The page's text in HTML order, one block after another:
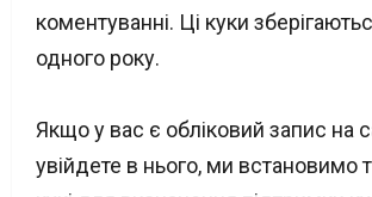
коментуванні. Ці куки
одного року.
Якщо у вас є обліковий запис на
увійдете в нього, ми встановимо